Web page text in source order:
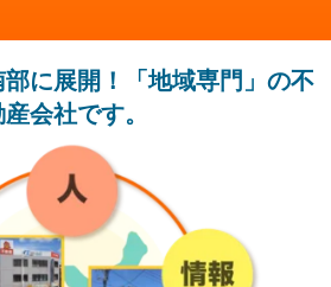
に展開！「地域専門」の不
会社です。